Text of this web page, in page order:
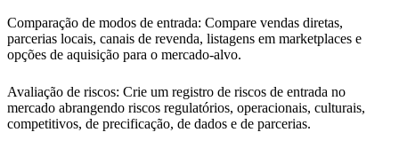
Comparação de modos de entrada: Compare vendas diretas,
parcerias locais, canais de revenda, listagens em marketplaces e
opções de aquisição para o mercado-alvo.
Avaliação de riscos: Crie um registro de riscos de entrada no
mercado abrangendo riscos regulatórios, operacionais, culturais,
competitivos, de precificação, de dados e de parcerias.